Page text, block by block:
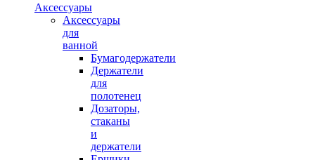
Аксессуары
Аксессуары
для
ванной
Бумагодержатели
Держатели
для
полотенец
Дозаторы,
стаканы
и
держатели